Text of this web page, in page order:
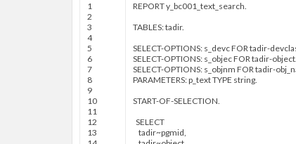
1
2
3
4
5
6
7
8
9
10
11
12
13
REPORTy bc001 text search.
TABLES:tadir.
SELECT-OPTIONS: s devcFORtadir-
SELECT-OPTIONS: s objecFORtadir-object.
SELECT-OPTIONS: s objnm FORtadir-obj
PARAMETERS:p textTYPE string.
START-OF-SELECTION.
SELECT
tadir~pgmid,